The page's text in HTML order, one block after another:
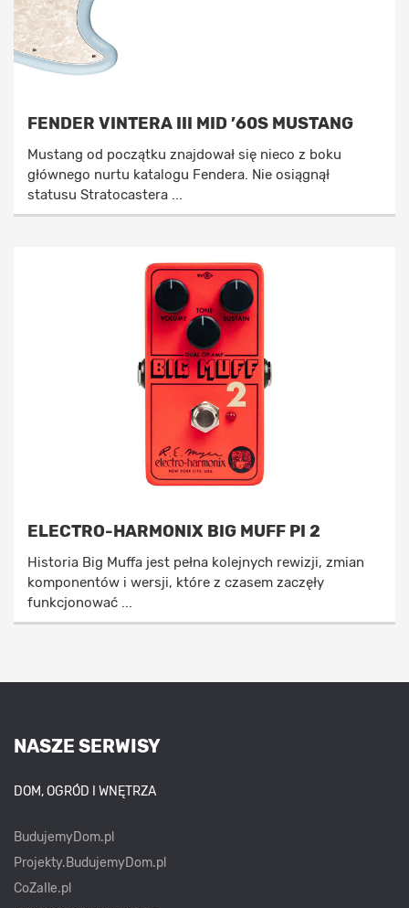
FENDER VINTERA III MID ’60S MUSTANG
Mustang od początku znajdował się nieco z boku
głównego nurtu katalogu Fendera. Nie osiągnął
statusu Stratocastera ...
ELECTRO-HARMONIX BIG MUFF PI 2
Historia Big Muffa jest pełna kolejnych rewizji, zmian
komponentów i wersji, które z czasem zaczęły
funkcjonować ...
NASZE SERWISY
DOM, OGRÓD I WNĘTRZA
BudujemyDom.pl
Projekty.BudujemyDom.pl
CoZaIle.pl